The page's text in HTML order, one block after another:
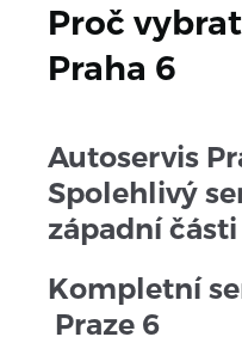
Proč
Praha 6
Autoservis
Spolehlivý
západní
Kompletní
Praze 6